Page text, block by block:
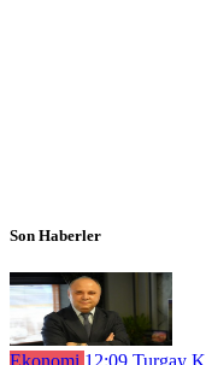
Son Haberler
Ekonomi 12:09 Turgay